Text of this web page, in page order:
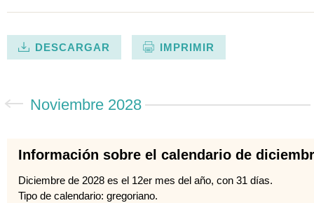
DESCARGAR IMPRIMIR
Noviembre 2028
Información sobre el calendario de
Diciembre de 2028 es el 12er mes del año, con 31 días.
Tipo de calendario: gregoriano.